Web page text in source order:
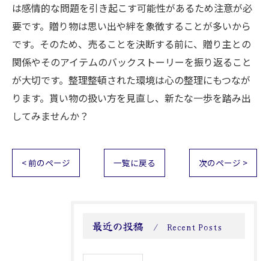
は感情的な問題を引き起こす可能性があるため注意が必
要です。贈り物は思い出や絆を象徴することが多いから
です。そのため、売ることを決断する前に、贈り主との
関係やそのアイテムのバックストーリーを振り返ること
が大切です。整理整頓された環境は心の整理にもつなが
ります。貰い物の扱い方を見直し、新たな一歩を踏み出
してみませんか？
< 前のページ 一覧に戻る 次のページ >
最近の投稿 Recent Posts